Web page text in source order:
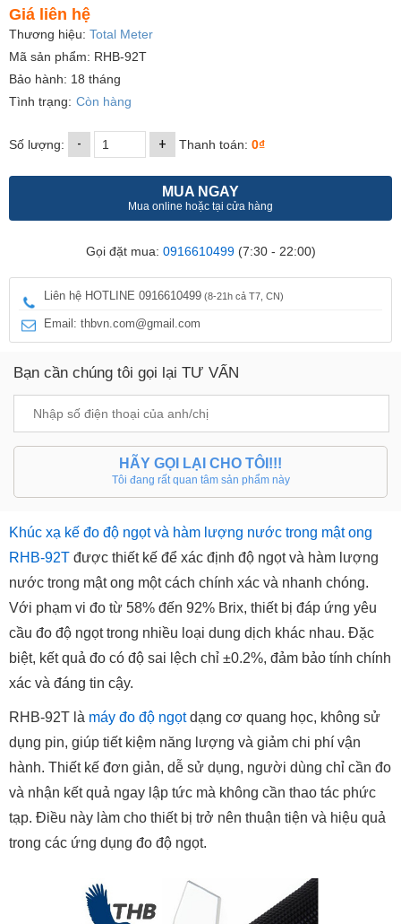
Giá liên hệ
Thương hiệu: Total Meter
Mã sản phẩm: RHB-92T
Bảo hành: 18 tháng
Tình trạng: Còn hàng
Số lượng: - + Thanh toán: 0₫
MUA NGAY
Mua online hoặc tại cửa hàng
Gọi đặt mua: 0916610499(7:30 - 22:00)
Liên hệ HOTLINE 0916610499 (8-21h cả T7, CN)
Email: thbvn.com@gmail.com
Bạn cần chúng tôi gọi lại TƯ VẤN
HÃY GỌI LẠI CHO TÔI!!!
Tôi đang rất quan tâm sản phẩm này
Khúc xạ kế đo độ ngọt và hàm lượng nước trong mật ong
RHB-92T được thiết kế để xác định độ ngọt và hàm lượng
nước trong mật ong một cách chính xác và nhanh chóng.
Với phạm vi đo từ 58% đến 92% Brix, thiết bị đáp ứng yêu
cầu đo độ ngọt trong nhiều loại dung dịch khác nhau. Đặc
biệt, kết quả đo có độ sai lệch chỉ ±0.2%, đảm bảo tính chính
xác và đáng tin cậy.
RHB-92T là máy đo độ ngọtdạng cơ quang học, không sử
dụng pin, giúp tiết kiệm năng lượng và giảm chi phí vận
hành. Thiết kế đơn giản, dễ sử dụng, người dùng chỉ cần đo
và nhận kết quả ngay lập tức mà không cần thao tác phức
tạp. Điều này làm cho thiết bị trở nên thuận tiện và hiệu quả
trong các ứng dụng đo độ ngọt.